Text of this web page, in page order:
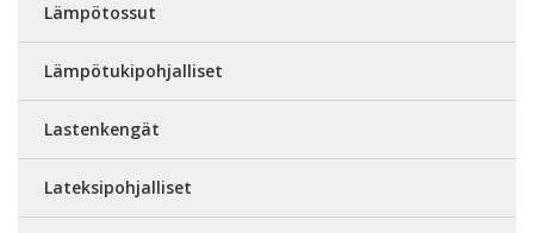
Lämpötossut
Lämpötukipohjalliset
Lastenkengät
Lateksipohjalliset